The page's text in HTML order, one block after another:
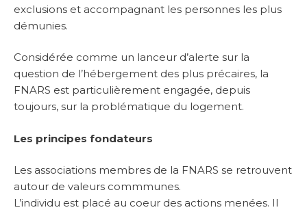
exclusions et accompagnant les personnes les plus
démunies.
Considérée comme un lanceur d’alerte sur la
question de l’hébergement des plus précaires, la
FNARS est particulièrement engagée, depuis
toujours, sur la problématique du logement.
Les principes fondateurs
Les associations membres de la FNARS se retrouvent
autour de valeurs commmunes.
L’individu est placé au coeur des actions menées. Il